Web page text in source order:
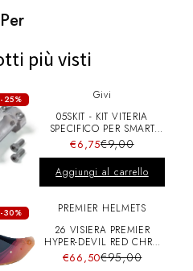
più visti
25%
Givi
05SKIT - KIT VITERIA
SPECIFICO PER SMART
BAR S900A
€6,75€9,00
Aggiungi al carrello
30%
PREMIER HELMETS
26 VISIERA PREMIER
HYPER-DEVIL RED CHRO
A+pins
€66,50€95,00